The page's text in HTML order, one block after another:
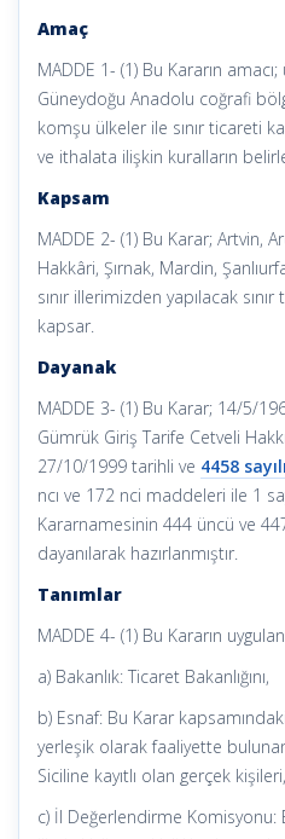
Amaç
MADDE 1- (1) Bu Kararın
Güneydoğu Anadolu coğrafi
komşu ülkeler ile sınır ticareti
ve ithalata ilişkin kuralların
Kapsam
MADDE 2- (1) Bu Karar; Artvin,
Hakkâri, Şırnak, Mardin,
sınır illerimizden yapılacak
kapsar.
Dayanak
MADDE 3- (1) Bu Karar; 14/5/
Gümrük Giriş Tarife Cetveli
27/10/1999 tarihli ve 4458
ncı ve 172 nci maddeleri ile 1
Kararnamesinin 444 üncü ve
dayanılarak hazırlanmıştır.
Tanımlar
MADDE 4- (1) Bu Kararın
a) Bakanlık: Ticaret Bakanlığını,
b) Esnaf: Bu Karar
yerleşik olarak faaliyette
Siciline kayıtlı olan gerçek kişileri,
c) İl Değerlendirme Komisyonu: